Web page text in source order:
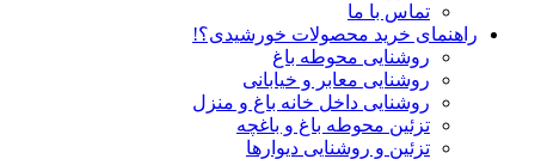
تماس با ما
راهنمای خرید محصولات خورشیدی؟!
روشنایی محوطه باغ
روشنایی معابر و خیابانی
روشنایی داخل خانه باغ و منزل
تزئین محوطه باغ و باغچه
تزئین و روشنایی دیوارها